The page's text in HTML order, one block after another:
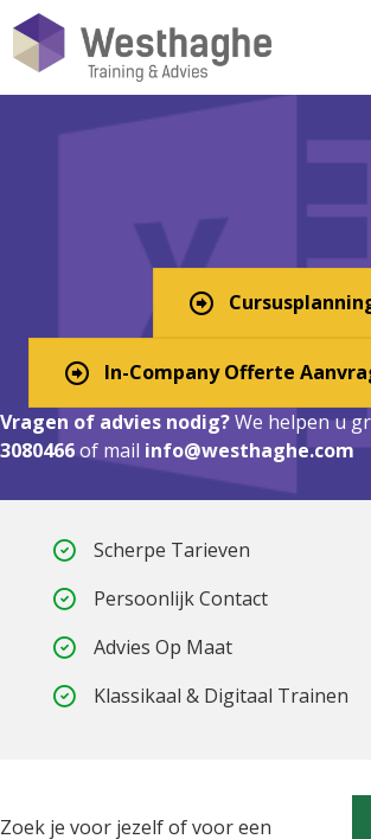
Excel Cursus in
Klassikaal!
In-Company Offerte
Vragen of advies nodig?We helpen u
3080466of mail info@westhaghe.com
Scherpe Tarieven
Persoonlijk Contact
Advies Op Maat
Klassikaal & Digitaal Trainen
Zoek je voor jezelf of voor een